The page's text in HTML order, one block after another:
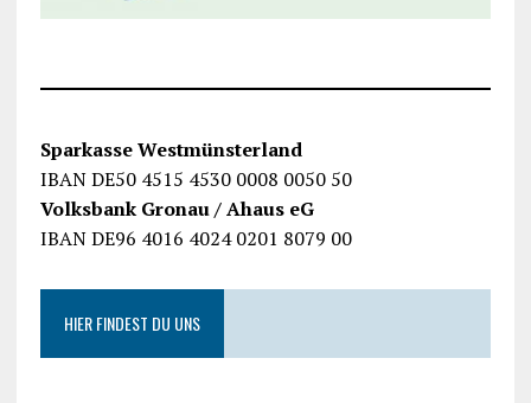
Sparkasse Westmünsterland
IBAN DE50 4515 4530 0008 0050 50
Volksbank Gronau / Ahaus eG
IBAN DE96 4016 4024 0201 8079 00
HIER FINDEST DU UNS